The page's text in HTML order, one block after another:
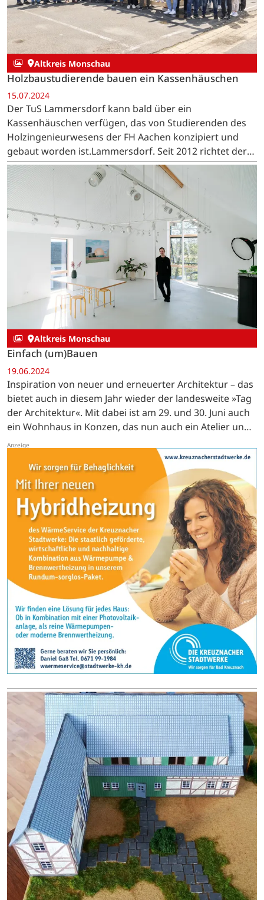
Altkreis Monschau
Holzbaustudierende bauen ein Kassenhäuschen
15.07.2024
Der TuS Lammersdorf kann bald über ein
Kassenhäuschen verfügen, das von Studierenden des
Holzingenieurwesens der FH Aachen konzipiert und
gebaut worden ist.Lammersdorf. Seit 2012 richtet der
Fachbereich Bauingenieurwesen für die…
Altkreis Monschau
Einfach (um)Bauen
19.06.2024
Inspiration von neuer und erneuerter Architektur – das
bietet auch in diesem Jahr wieder der landesweite »Tag
der Architektur«. Mit dabei ist am 29. und 30. Juni auch
ein Wohnhaus in Konzen, das nun auch ein Atelier und